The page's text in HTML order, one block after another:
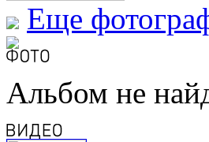
Еще
Альбом не